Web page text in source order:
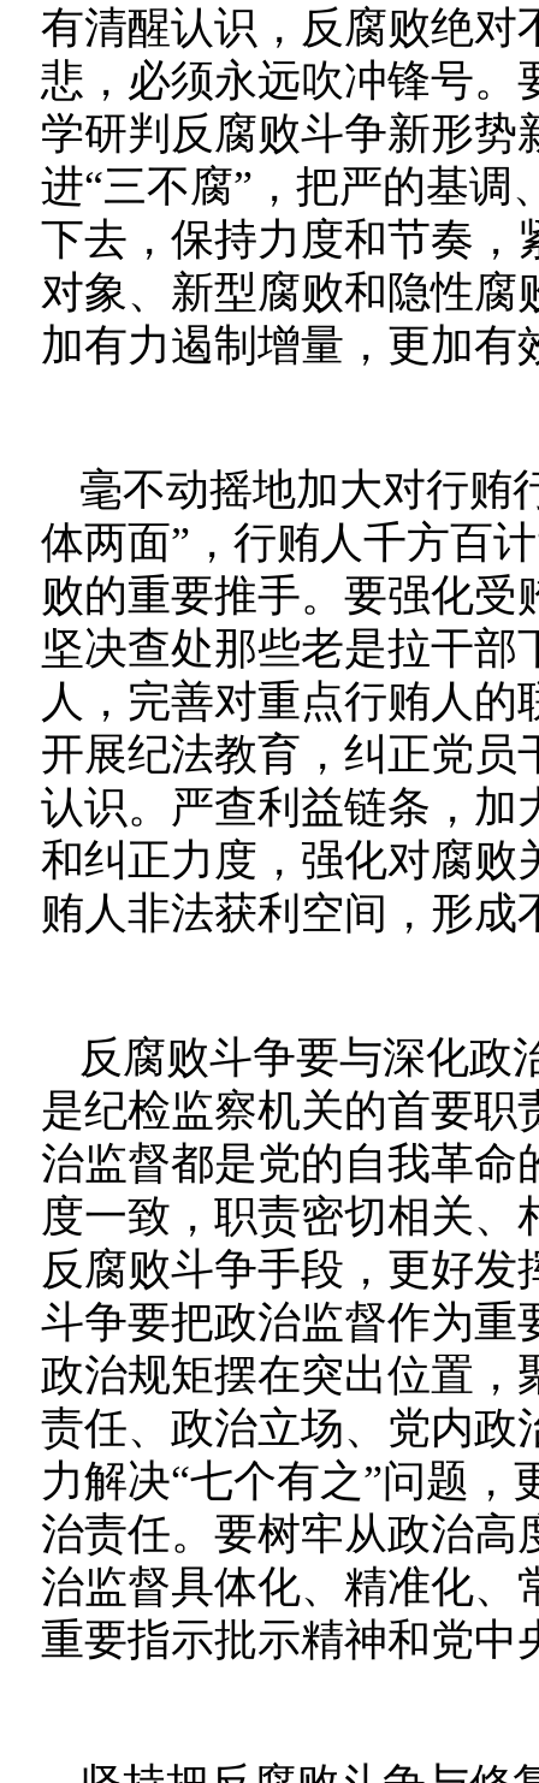
有清醒认识，反腐败绝对
悲，必须永远吹冲锋号。
学研判反腐败斗争新形势
进“三不腐”，把严的基调
下去，保持力度和节奏，
对象、新型腐败和隐性腐
加有力遏制增量，更加有
毫不动摇地加大对行贿
体两面”，行贿人千方百
败的重要推手。要强化
坚决查处那些老是拉干
人，完善对重点行贿人
开展纪法教育，纠正党员
认识。严查利益链条，加
和纠正力度，强化对腐败
贿人非法获利空间，形成
反腐败斗争要与深化政
是纪检监察机关的首要
治监督都是党的自我革命
度一致，职责密切相关
反腐败斗争手段，更好
斗争要把政治监督作为重
政治规矩摆在突出位置，
责任、政治立场、党内政
力解决“七个有之”问题，
治责任。要树牢从政治高
治监督具体化、精准化、
重要指示批示精神和党中